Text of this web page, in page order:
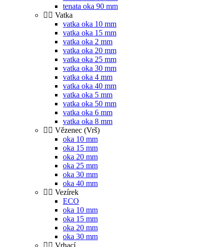
tenata oka 90 mm
Vatka
vatka oka 10 mm
vatka oka 15 mm
vatka oka 2 mm
vatka oka 20 mm
vatka oka 25 mm
vatka oka 30 mm
vatka oka 4 mm
vatka oka 40 mm
vatka oka 5 mm
vatka oka 50 mm
vatka oka 6 mm
vatka oka 8 mm
Vězenec (Vrš)
oka 10 mm
oka 15 mm
oka 20 mm
oka 25 mm
oka 30 mm
oka 40 mm
Vezírek
ECO
oka 10 mm
oka 15 mm
oka 20 mm
oka 30 mm
Vrhací